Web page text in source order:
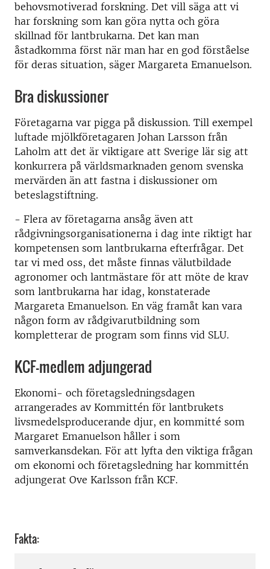
behovsmotiverad forskning. Det vill säga att vi
har forskning som kan göra nytta och göra
skillnad för lantbrukarna. Det kan man
åstadkomma först när man har en god förståelse
för deras situation, säger Margareta Emanuelson.
Bra diskussioner
Företagarna var pigga på diskussion. Till exempel
luftade mjölkföretagaren Johan Larsson från
Laholm att det är viktigare att Sverige lär sig att
konkurrera på världsmarknaden genom svenska
mervärden än att fastna i diskussioner om
beteslagstiftning.
- Flera av företagarna ansåg även att
rådgivningsorganisationerna i dag inte riktigt har
kompetensen som lantbrukarna efterfrågar. Det
tar vi med oss, det måste finnas välutbildade
agronomer och lantmästare för att möte de krav
som lantbrukarna har idag, konstaterade
Margareta Emanuelson. En väg framåt kan vara
någon form av rådgivarutbildning som
kompletterar de program som finns vid SLU.
KCF-medlem adjungerad
Ekonomi- och företagsledningsdagen
arrangerades av Kommittén för lantbrukets
livsmedelsproducerande djur, en kommitté som
Margaret Emanuelson håller i som
samverkansdekan. För att lyfta den viktiga frågan
om ekonomi och företagsledning har kommittén
adjungerat Ove Karlsson från KCF.
Fakta: